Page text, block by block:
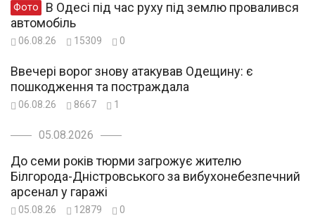
Фото
автомобіль
06.08.26 15309 0
Ввечері ворог знову атакував Одещину: є
пошкодження та постраждала
06.08.26 8667 1
05.08.2026
До семи років тюрми загрожує жителю
Білгорода-Дністровського за вибухонебезпечний
арсенал у гаражі
05.08.26 12879 0